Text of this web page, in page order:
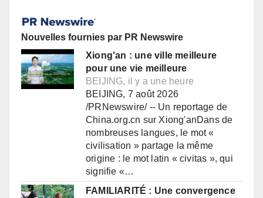
Nouvelles fournies par PR Newswire
Xiong'an : une ville meilleure
pour une vie meilleure
BEIJING, il y a une heure
BEIJING, 7 août 2026
/PRNewswire/ -- Un reportage de
China.org.cn sur Xiong'anDans de
nombreuses langues, le mot «
civilisation » partage la même
origine : le mot latin « civitas », qui
signifie «…
FAMILIARITÉ : Une convergence